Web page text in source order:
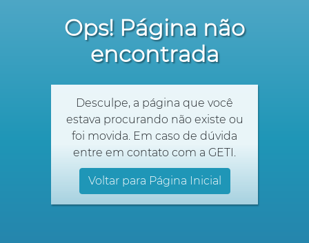
Ops! Página não
encontrada
Desculpe, a página que você
estava procurando não existe ou
foi movida. Em caso de dúvida
entre em contato com a GETI.
Voltar para Página Inicial